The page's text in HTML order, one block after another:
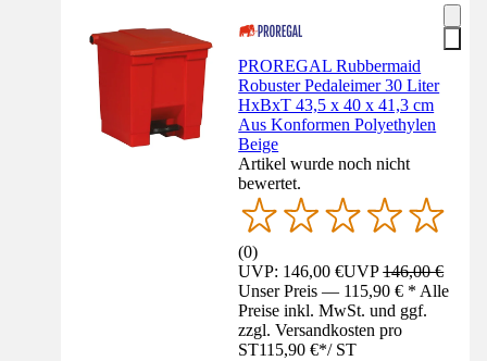
PROREGAL Rubbermaid
Robuster Pedaleimer 30 Liter
HxBxT 43,5 x 40 x 41,3 cm
Aus Konformen Polyethylen
Beige
Artikel wurde noch nicht
bewertet.
(0)
UVP: 146,00 €UVP146,00 €
Unser Preis — 115,90 € * Alle
Preise inkl. MwSt. und ggf.
zzgl. Versandkosten pro
ST115,90 €*/ ST